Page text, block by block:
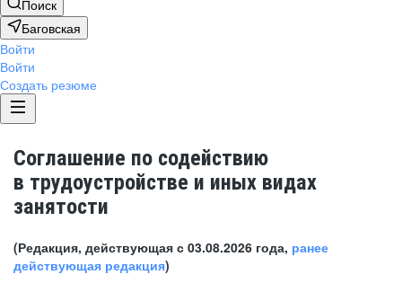
Поиск
Баговская
Войти
Войти
Создать резюме
Соглашение по содействию
в трудоустройстве и иных видах
занятости
(Редакция, действующая с 03.08.2026 года, ранее
действующая редакция)